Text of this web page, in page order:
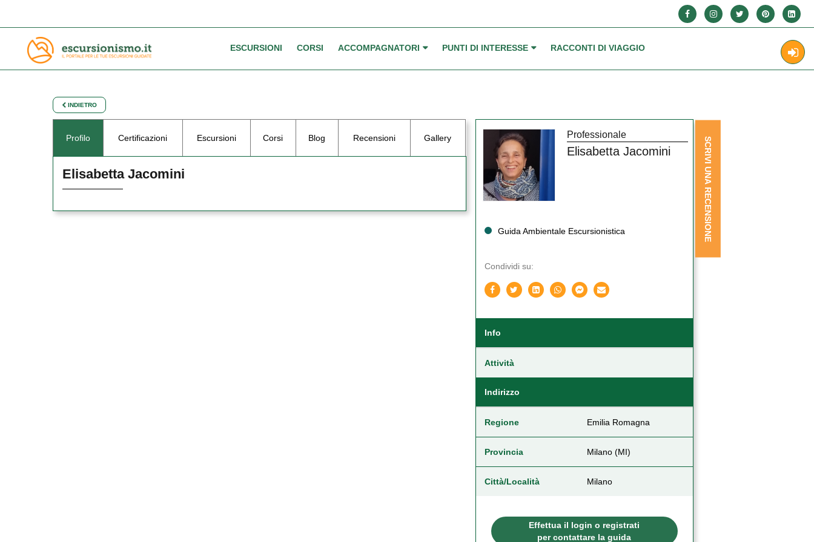
ESCURSIONI CORSI ACCOMPAGNATORI PUNTI DI INTERESSE RACCONTI DI VIAGGIO
INDIETRO
Profilo Certificazioni Escursioni Corsi Blog Recensioni Gallery
Elisabetta Jacomini
Professionale
Elisabetta Jacomini
Guida Ambientale Escursionistica
Condividi su:
Info
Attività
Indirizzo
Regione Emilia Romagna
Provincia Milano (MI)
Città/Località Milano
Effettua il login o registrati
per contattare la guida
SCRIVI UNA RECENSIONE